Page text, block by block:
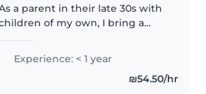
a parent in their late 30s with
of my own, I bring a
babies, toddlers, and teenagers.
I'm fluent in both English and
Experience: < 1 year
₪54.50/hr